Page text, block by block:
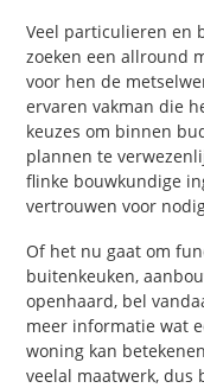
Veel particulieren en
zoeken een allround
voor hen de
ervaren vakman die
keuzes om binnen
plannen te
flinke bouwkundige
vertrouwen voor
Of het nu gaat om
buitenkeuken,
openhaard, bel
meer informatie wat
woning kan
veelal maatwerk, dus